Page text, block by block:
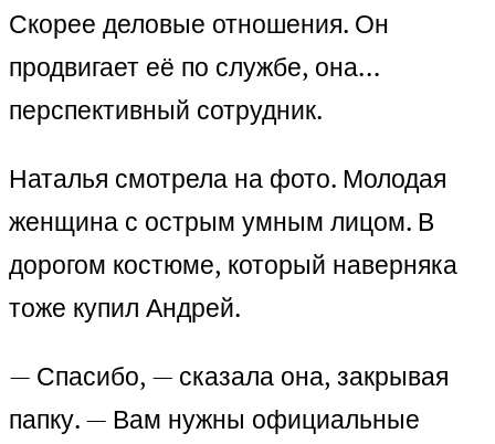
Скорее деловые отношения. Он
продвигает её по службе, она…
перспективный сотрудник.
Наталья смотрела на фото. Молодая
женщина с острым умным лицом. В
дорогом костюме, который наверняка
тоже купил Андрей.
— Спасибо, — сказала она, закрывая
папку. — Вам нужны официальные